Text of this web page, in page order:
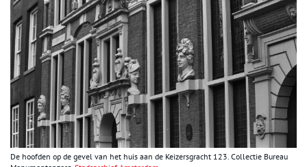
De hoofden op de gevel van het huis aan de Keizersgracht 123. Collectie Bureau